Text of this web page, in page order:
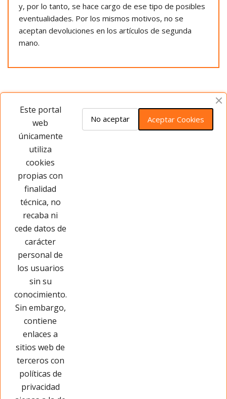
y, por lo tanto, se hace cargo de ese tipo de posibles
eventualidades. Por los mismos motivos, no se
aceptan devoluciones en los artículos de segunda
mano.
Opiniones del producto
Este producto no tiene opiniones ¡Sé
Páginas Legales
Este portal
web
únicamente
utiliza
cookies
propias con
finalidad
técnica, no
recaba ni
cede datos de
carácter
personal de
los usuarios
sin su
conocimiento.
Sin embargo,
contiene
enlaces a
sitios web de
terceros con
políticas de
privacidad
Aceptar Cookies
No aceptar